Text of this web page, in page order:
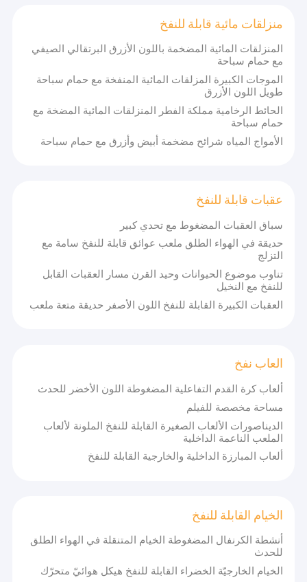
منزلقات مائية قابلة للنفخ
المنزلقات المائية المضخمة باللون الأزرق البرتقالي الصيفي
مع حمام سباحة
الموجات الكبيرة المزلقات المائية المنفخة مع حمام سباحة
طويل اللون الأزرق
الحائط الرخامية مملكة الفطر المنزلقات المائية المضخة مع
حمام سباحة
الأمواج المياه شرائح مضخمة أبيض وأزرق مع حمام سباحة
عقبات قابلة للنفخ
سباق العقبات المضغوط مع تحدي كبير
حديقة في الهواء الطلق ملعب عوائق قابلة للنفخ سامة مع
التزلج
تناوب موضوع الحيوانات وحيد القرن مسار العقبات القابل
للنفخ مع النخيل
العقبات الكبيرة القابلة للنفخ اللون الأصفر حديقة متعة ملعب
العاب نفخ
ألعاب كرة القدم التفاعلية المضغوطة اللون الأخضر للحدث
مساحة مخصصة للفيلم
الديناصورات الألعاب الصغيرة القابلة للنفخ الملونة لألعاب
الملعب الناعمة الداخلية
ألعاب المبارزة الداخلية والخارجية القابلة للنفخ
الخيام القابلة للنفخ
أنشطة الكرنفال المضغوطة الخيام المتنقلة في الهواء الطلق
للحدث
الخيام الخارجيّة الخضراء القابلة للنفخ هيكل هوائيّ متحرّك